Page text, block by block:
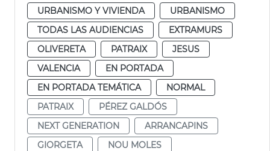
URBANISMO Y VIVIENDA
URBANISMO
TODAS LAS AUDIENCIAS
EXTRAMURS
OLIVERETA
PATRAIX
JESUS
VALENCIA
EN PORTADA
EN PORTADA TEMÁTICA
NORMAL
PATRAIX
PÉREZ GALDÓS
NEXT GENERATION
ARRANCAPINS
GIORGETA
NOU MOLES